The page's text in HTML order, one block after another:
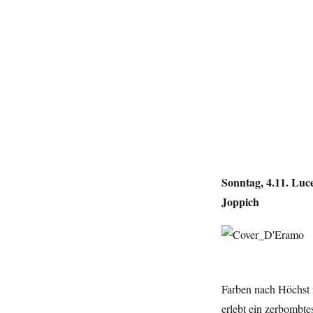
Sonntag, 4.11.
Joppich
Farben nach
erlebt ein